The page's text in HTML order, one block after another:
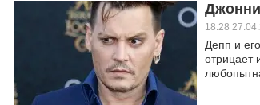
18:28
Депп и
отрицает